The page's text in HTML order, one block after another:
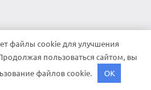
файлы cookie для улучшения
пользоваться сайтом, вы
файлов cookie.
OK